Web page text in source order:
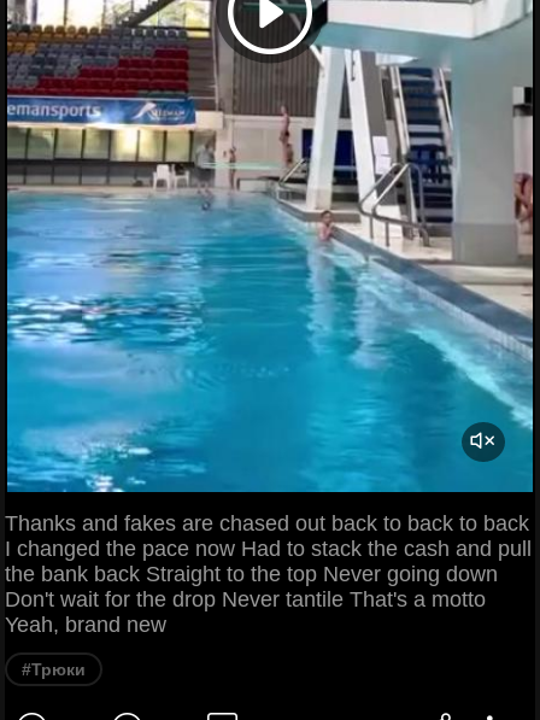
Thanks and fakes are chased out back to back to back
I changed the pace now Had to stack the cash and pull
the bank back Straight to the top Never going down
Don't wait for the drop Never tantile That's a motto
Yeah, brand new
#Трюки